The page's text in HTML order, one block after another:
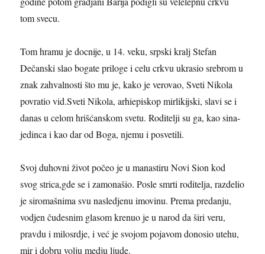
tom svecu.
Tom hramu je docnije, u 14. veku, srpski kralj Stefan
Dečanski slao bogate priloge i celu crkvu ukrasio srebrom u
znak zahvalnosti što mu je, kako je verovao, Sveti Nikola
povratio vid.Sveti Nikola, arhiepiskop mirlikijski, slavi se i
danas u celom hrišćanskom svetu. Roditelji su ga, kao sina-
jedinca i kao dar od Boga, njemu i posvetili.
Svoj duhovni život počeo je u manastiru Novi Sion kod
svog strica,gde se i zamonašio. Posle smrti roditelja, razdelio
je siromašnima svu nasledjenu imovinu. Prema predanju,
vodjen čudesnim glasom krenuo je u narod da širi veru,
pravdu i milosrdje, i već je svojom pojavom donosio utehu,
mir i dobru volju medju ljude.